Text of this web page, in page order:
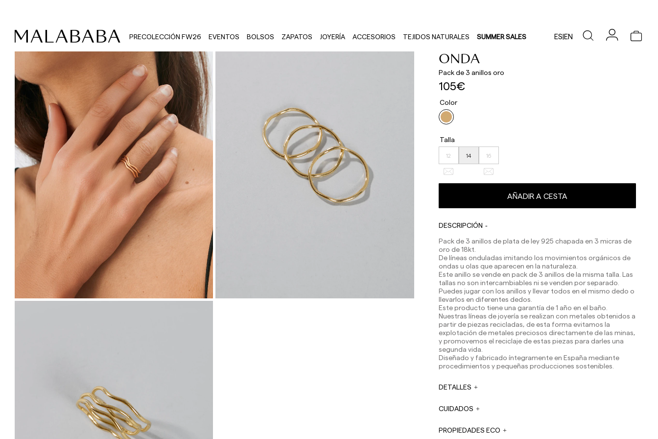
PRECOLECCIÓN FW26 EVENTOS BOLSOS ZAPATOS JOYERÍA ACCESORIOS TEJIDOS NATURALES SUMMER SALES ES|EN
ONDA
Pack de 3 anillos oro
105€
Color
Talla
12 14 16
AÑADIR A CESTA
DESCRIPCIÓN
Pack de 3 anillos de plata de ley 925 chapada en 3 micras de
oro de 18kt.
De líneas onduladas imitando los movimientos orgánicos de
ondas u olas que aparecen en la naturaleza.
Este anillo se vende en pack de 3 anillos de la misma talla. Las
tallas no son intercambiables ni se venden por separado.
Puedes jugar con los anillos y llevar todos en el mismo dedo o
llevarlos en diferentes dedos.
Este producto tiene una garantía de 1 año en el baño.
Nuestras líneas de joyería se realizan con metales obtenidos a
partir de piezas recicladas, de esta forma evitamos la
explotación de metales preciosos directamente de las minas,
y promovemos el reciclaje de estas piezas para darles una
segunda vida.
Diseñado y fabricado íntegramente en España mediante
procedimientos y pequeñas producciones sostenibles.
DETALLES
CUIDADOS
PROPIEDADES ECO
Los plazos de entrega son los siguientes:
Envíos nacionales:
España (península): 1-3 días laborables. Excepto pre-
orders.
Baleares: 2-5 días laborables. Excepto pre-orders.
Canarias, Ceuta y Melilla: 7-10 días laborables.
Excepto pre-orders.
Envíos a Europa: 3-5 días laborables. Excepto pre-
orders.
Envíos a USA: 5-7 días laborables
laborables. Excepto pre-orders.
que, si estás fuera de la Unión Europea, deberás estar al
locales.
ha sido confirmado y en el siguiente horario: Lunes a